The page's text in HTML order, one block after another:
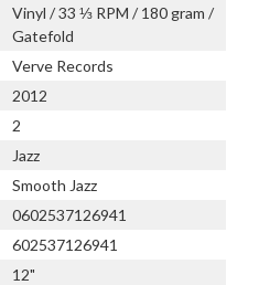
Vinyl / 33 ⅓ RPM / 180 gram /
Gatefold
Verve Records
2012
2
Jazz
Smooth Jazz
0602537126941
602537126941
12"